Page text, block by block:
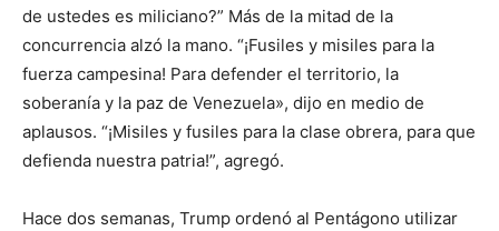
de ustedes es miliciano?” Más de la mitad de la
concurrencia alzó la mano. “¡Fusiles y misiles para la
fuerza campesina! Para defender el territorio, la
soberanía y la paz de Venezuela», dijo en medio de
aplausos. “¡Misiles y fusiles para la clase obrera, para que
defienda nuestra patria!”, agregó.
Hace dos semanas, Trump ordenó al Pentágono utilizar